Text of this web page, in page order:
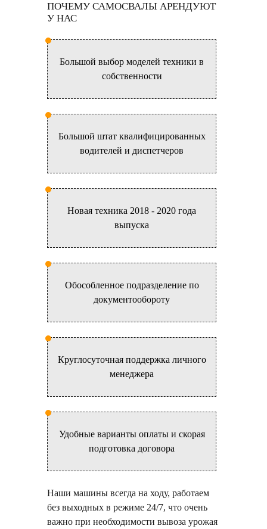
ПОЧЕМУ САМОСВАЛЫ АРЕНДУЮТ
У НАС
Большой выбор моделей техники в
собственности
Большой штат квалифицированных
водителей и диспетчеров
Новая техника 2018 - 2020 года
выпуска
Обособленное подразделение по
документообороту
Круглосуточная поддержка личного
менеджера
Удобные варианты оплаты и скорая
подготовка договора
Наши машины всегда на ходу, работаем
без выходных в режиме 24/7, что очень
важно при необходимости вывоза урожая